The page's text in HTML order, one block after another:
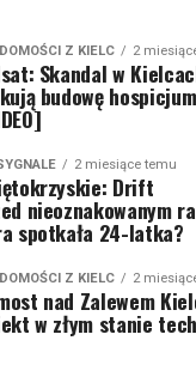
Z KIELC 2
Skandal w
budowę
2 miesiące temu
Drift
nieoznakowanym
spotkała 24-latka?
Z KIELC 2
nad Zalewem
w złym stanie